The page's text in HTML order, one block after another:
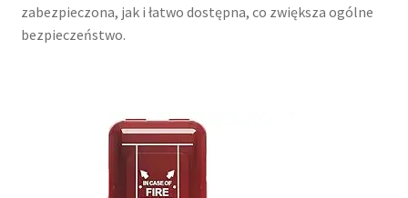
zabezpieczona, jak i łatwo dostępna, co zwiększa ogólne
bezpieczeństwo.